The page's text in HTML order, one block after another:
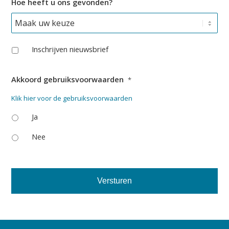
o
o
*
Hoe heeft u ons gevonden?
Inschrijven nieuwsbrief
Akkoord gebruiksvoorwaarden *
Klik hier voor de gebruiksvoorwaarden
Ja
Nee